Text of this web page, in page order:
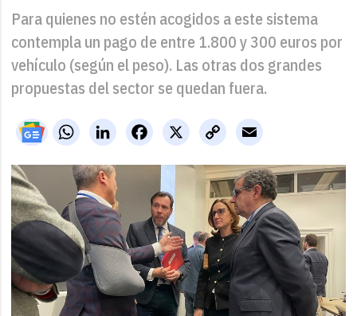
Para quienes no estén acogidos a este sistema
contempla un pago de entre 1.800 y 300 euros por
vehículo (según el peso). Las otras dos grandes
propuestas del sector se quedan fuera.
WhatsAppLinkedIn X
Facebook
Copy
Link
Email